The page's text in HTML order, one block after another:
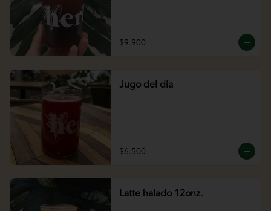
$9.900
Jugo del día
$6.500
Latte halado 12onz.